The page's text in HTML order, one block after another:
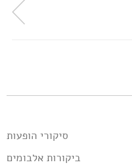
סיקורי הופעות
ביקורות אלבומים